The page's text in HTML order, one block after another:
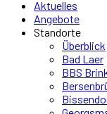
Aktuelles
Angebote
Standorte
Überblick
Bad Laer
BBS